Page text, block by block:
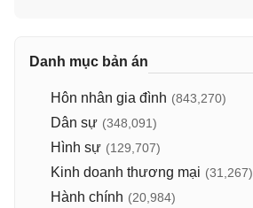
Danh mục bản án
Hôn nhân gia đình (843,270)
Dân sự (348,091)
Hình sự (129,707)
Kinh doanh thương mại (31,267)
Hành chính (20,984)